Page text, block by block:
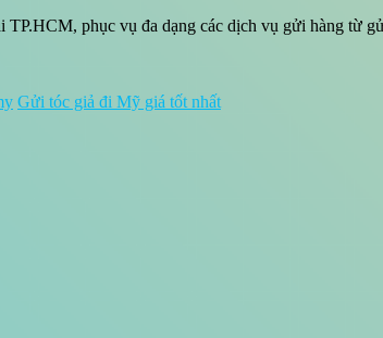
TP.HCM, phục vụ đa dạng các dịch vụ gửi hàng từ
Gửi tóc giả đi Mỹ giá tốt nhất